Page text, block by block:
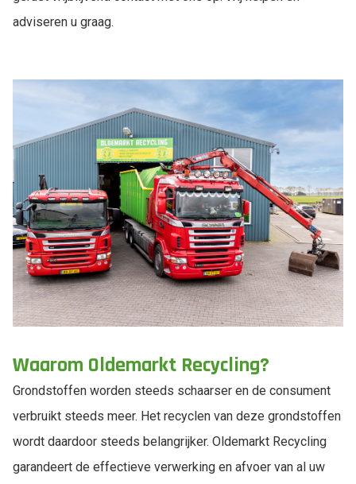
adviseren u graag.
Waarom Oldemarkt Recycling?
Grondstoffen worden steeds schaarser en de consument
verbruikt steeds meer. Het recyclen van deze grondstoffen
wordt daardoor steeds belangrijker. Oldemarkt Recycling
garandeert de effectieve verwerking en afvoer van al uw